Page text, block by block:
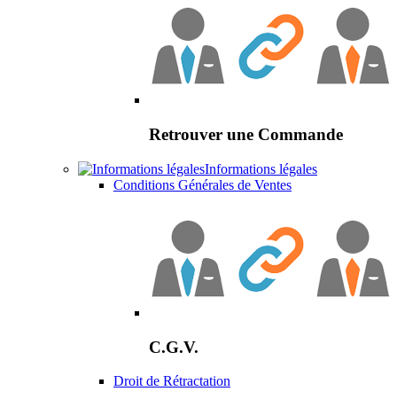
Retrouver une Commande
Informations légales
Conditions Générales de Ventes
C.G.V.
Droit de Rétractation